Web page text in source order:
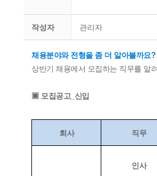
작성자 관리자
채용분야와 전형을 좀 더 알아볼까요?
상반기 채용에서 모집하는 직무를 알
▣ 모집공고_신입
회사 직무
인사